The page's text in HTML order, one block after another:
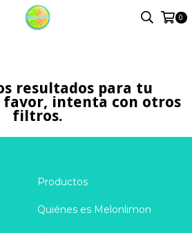
0
resultados para tu
favor, intenta con otros
filtros.
Productos
Quiénes es Melonlimon